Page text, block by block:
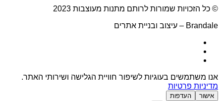
© כל הזכויות שמורות לרותם מתנות מעוצבות 2023
Brandale – עיצוב ובניית אתרים
אנו משתמשים בעוגיות לשיפור חוויית הגלישה ושירותי האתר.
מדיניות פרטיות
אישור העדפות